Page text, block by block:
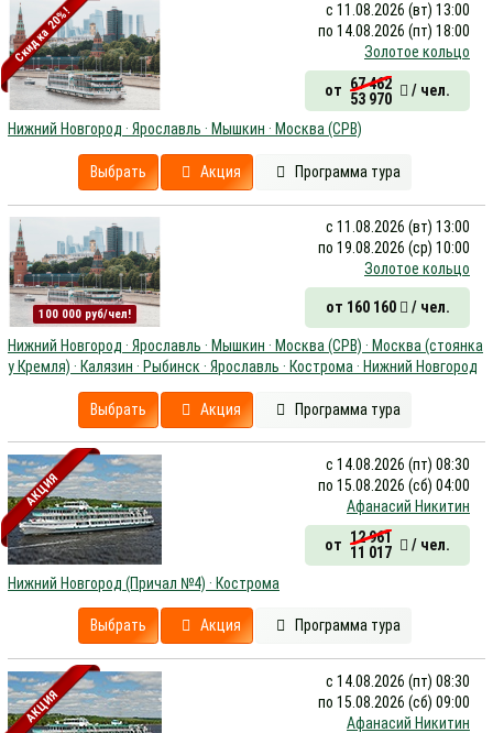
Скидка 20%!
с 11.08.2026 (вт) 13:00
по 14.08.2026 (пт) 18:00
Золотое кольцо
от 67 462
53 970
/ чел.
Нижний Новгород · Ярославль · Мышкин · Москва (СРВ)
Выбрать Акция Программа тура
100 000 руб/чел!
с 11.08.2026 (вт) 13:00
по 19.08.2026 (ср) 10:00
Золотое кольцо
от 160 160 / чел.
Нижний Новгород · Ярославль · Мышкин · Москва (СРВ) · Москва (стоянка
у Кремля) · Калязин · Рыбинск · Ярославль · Кострома · Нижний Новгород
Выбрать Акция Программа тура
АКЦИЯ
с 14.08.2026 (пт) 08:30
по 15.08.2026 (сб) 04:00
Афанасий Никитин
от 12 961
11 017
/ чел.
Нижний Новгород (Причал №4) · Кострома
Выбрать Акция Программа тура
АКЦИЯ
с 14.08.2026 (пт) 08:30
по 15.08.2026 (сб) 09:00
Афанасий Никитин